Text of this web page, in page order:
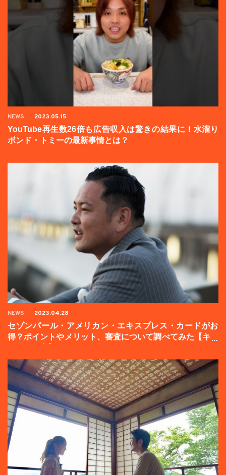
NEWS 2023.05.15
YouTube再生数26倍も広告収入は驚きの結果に！水溜り
ボンド・トミーの最新事情とは？
NEWS 2023.04.28
セゾンパール・アメリカン・エキスプレス・カードがお
得？ポイントやメリット、審査について調べてみた【キャ